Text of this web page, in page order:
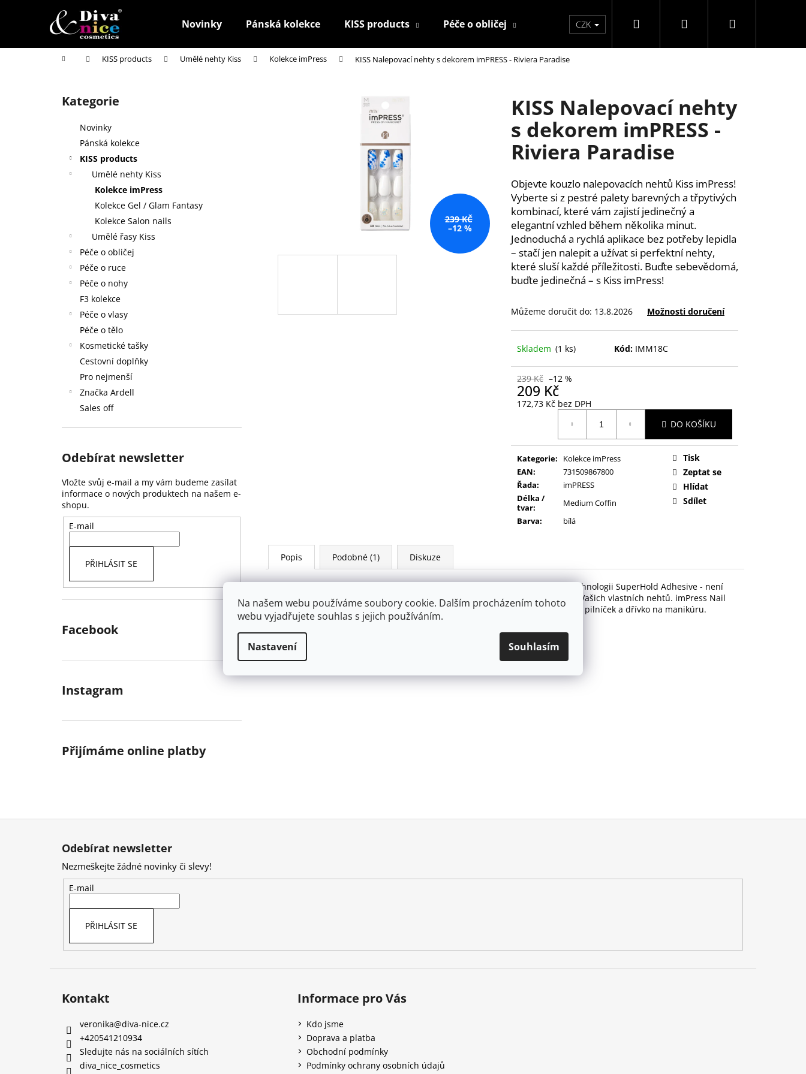
Na našem webu používáme soubory cookie. Dalším procházením tohoto
webu vyjadřujete souhlas s jejich používáním.
Nastavení Souhlasím
Novinky Pánská kolekce KISS products Péče o obličej Péče o ruce Péče o nohy F3 kolekce
CZK Hledat PřihlášeníNákupní
Domů KISS products Umělé nehty Kiss Kolekce imPress KISS Nalepovací nehty s dekorem imPRESS - Riviera Paradise
Přeskočit
kategorie
Kategorie
Novinky
Pánská kolekce
KISS products
Umělé nehty Kiss
Kolekce imPress
Kolekce Gel / Glam Fantasy
Kolekce Salon nails
Umělé řasy Kiss
Péče o obličej
Péče o ruce
Péče o nohy
F3 kolekce
Péče o vlasy
Péče o tělo
Kosmetické tašky
Cestovní doplňky
Pro nejmenší
Značka Ardell
Sales off
Odebírat newsletter
Vložte svůj e-mail a my vám budeme zasílat
informace o nových produktech na našem e-
shopu.
E-mail
PŘIHLÁSIT SE
Facebook
Instagram
Přijímáme online platby
KISS Nalepovací nehty
s dekorem imPRESS -
Riviera Paradise
Objevte kouzlo nalepovacích nehtů Kiss imPress!
Vyberte si z pestré palety barevných a třpytivých
kombinací, které vám zajistí jedinečný a
elegantní vzhled během několika minut.
Jednoduchá a rychlá aplikace bez potřeby lepidla
– stačí jen nalepit a užívat si perfektní nehty,
které sluší každé příležitosti. Buďte sebevědomá,
buďte jedinečná – s Kiss imPress!
Můžeme doručit do: 13.8.2026 Možnosti doručení
Skladem (1 ks) Kód: IMM18C
239 Kč –12 %
209 Kč
172,73 Kč bez DPH
DO KOŠÍKU
Kategorie:
Kolekce imPress
EAN:
731509867800
Řada:
imPRESS
Délka /
tvar:
Medium Coffin
Barva: bílá
Tisk
Zeptat se
Hlídat
Sdílet
239 KČ
–12 %
Popis Podobné (1) Diskuze
Aplikace umělých nalepovacích nehtů je velmi snadná díky patentované technologii SuperHold Adhesive - není
potřeba použít žádné lepidlo. Snadné odstranění bez jakéhokoli poškození Vašich vlastních nehtů. imPress Nail
Kit si prostě zamilujete. Sada obsahuje 30 nehtů, napuštěný polštářek, mini pilníček a dřívko na manikúru.
í
Zpět
do
Zpět
do
Co potřebujete najít?
Doporučujeme
HOUBIČKA NA MAKE-UP, KULATÁ
KONTUROVACÍ TUŽKA NA OČI NALEPOVACÍ UMĚLÉ NEHTY FM GIRLS +
LEPIDLO, Č.3
Odebírat newsletter
Nezmeškejte žádné novinky či slevy!
E-mail
PŘIHLÁSIT SE
Kontakt
veronika@diva-nice.cz
+420541210934
Sledujte nás na sociálních sítích
diva_nice_cosmetics
Informace pro Vás
Kdo jsme
Doprava a platba
Obchodní podmínky
Podmínky ochrany osobních údajů